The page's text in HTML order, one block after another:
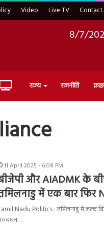
Video Live TV Contact
8/7/
Live राज्य राजनीति
11 April 2025 - 6:08 PM
और AIADMK के
में एक बार फिर
Nadu Politics : तमिलनाडू में जल्द